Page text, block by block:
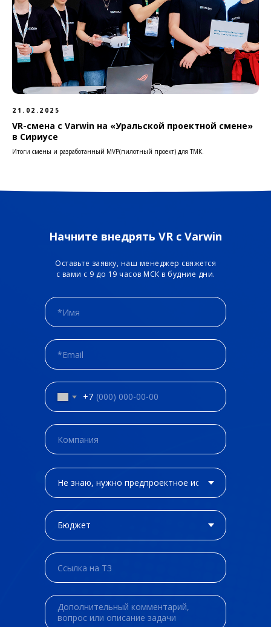
21.02.2025
VR-смена с Varwin на «Уральской проектной смене»
в Сириусе
Итоги смены и разработанный MVP(пилотный проект) для ТМК.
Начните внедрять VR с Varwin
Оставьте заявку, наш менеджер свяжется
с вами с 9 до 19 часов МСК в будние дни.
+7